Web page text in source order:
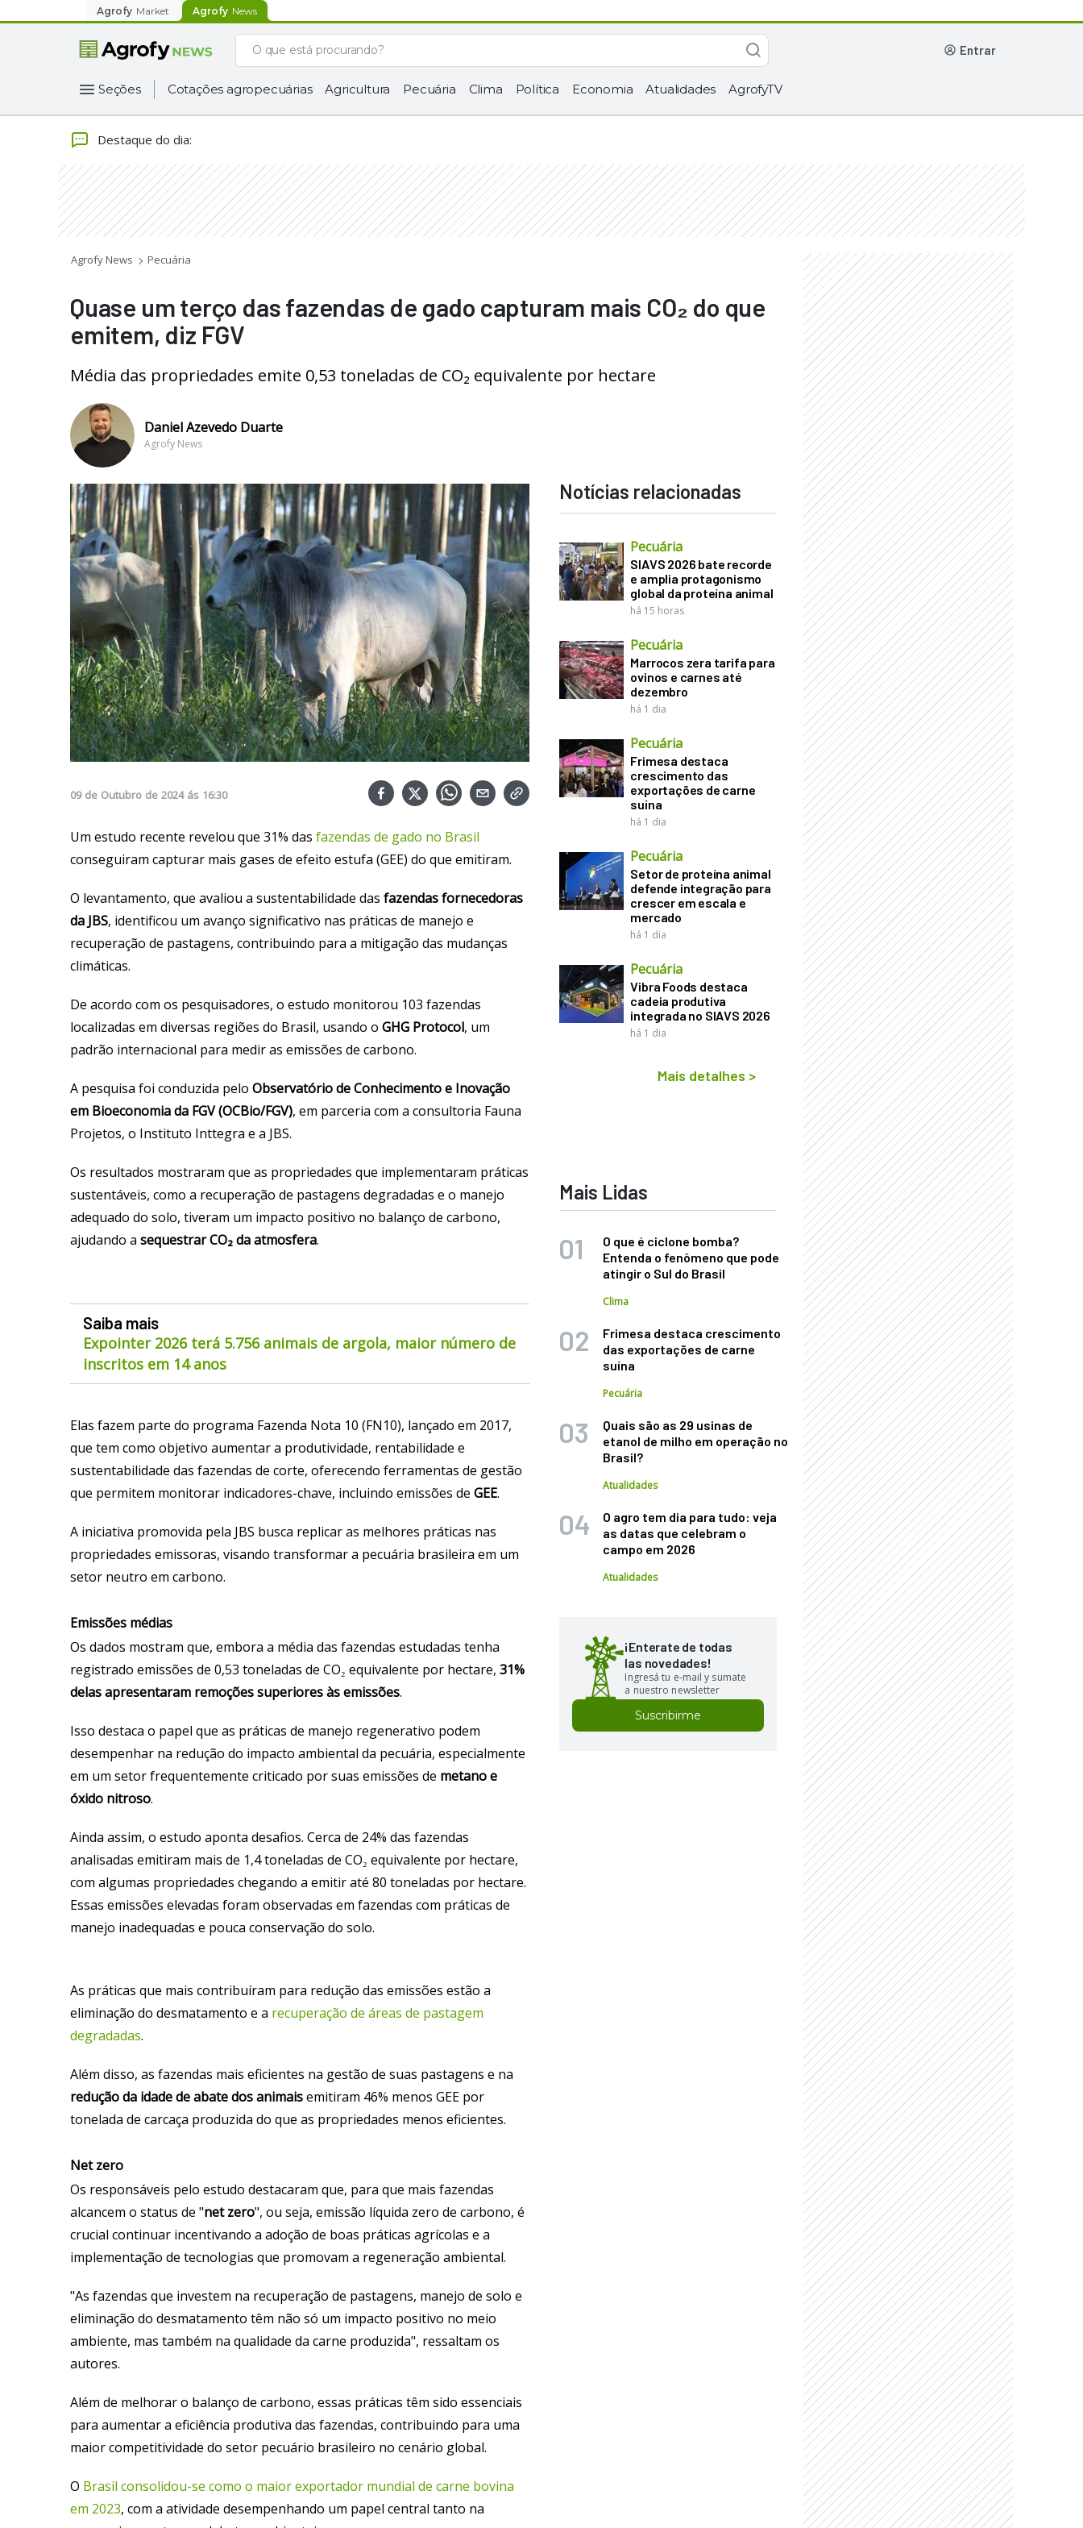
Agrofy Market Agrofy News
entrar
Seções Cotações agropecuárias Agricultura Pecuária Clima Política Economia Atualidades AgrofyTV
Destaque do dia:
Agrofy News Pecuária
Quase um terço das fazendas de gado capturam mais CO₂ do que
emitem, diz FGV
Média das propriedades emite 0,53 toneladas de CO₂ equivalente por hectare
Daniel Azevedo Duarte
Agrofy News
09 de Outubro de 2024 ás 16:30
Um estudo recente revelou que 31% das fazendas de gado no Brasil
conseguiram capturar mais gases de efeito estufa (GEE) do que emitiram.
O levantamento, que avaliou a sustentabilidade das fazendas fornecedoras
da JBS, identificou um avanço significativo nas práticas de manejo e
recuperação de pastagens, contribuindo para a mitigação das mudanças
climáticas.
De acordo com os pesquisadores, o estudo monitorou 103 fazendas
localizadas em diversas regiões do Brasil, usando o GHG Protocol, um
padrão internacional para medir as emissões de carbono.
A pesquisa foi conduzida pelo Observatório de Conhecimento e Inovação
em Bioeconomia da FGV (OCBio/FGV), em parceria com a consultoria Fauna
Projetos, o Instituto Inttegra e a JBS.
Os resultados mostraram que as propriedades que implementaram práticas
sustentáveis, como a recuperação de pastagens degradadas e o manejo
adequado do solo, tiveram um impacto positivo no balanço de carbono,
ajudando a sequestrar CO₂da atmosfera.
Saiba mais
Expointer 2026 terá 5.756 animais de argola, maior número de
inscritos em 14 anos
Elas fazem parte do programa Fazenda Nota 10 (FN10), lançado em 2017,
que tem como objetivo aumentar a produtividade, rentabilidade e
sustentabilidade das fazendas de corte, oferecendo ferramentas de gestão
que permitem monitorar indicadores-chave, incluindo emissões de GEE.
A iniciativa promovida pela JBS busca replicar as melhores práticas nas
propriedades emissoras, visando transformar a pecuária brasileira em um
setor neutro em carbono.
Emissões médias
Os dados mostram que, embora a média das fazendas estudadas tenha
registrado emissões de 0,53 toneladas de CO₂ equivalente por hectare, 31%
delas apresentaram remoções superiores às emissões.
Isso destaca o papel que as práticas de manejo regenerativo podem
desempenhar na redução do impacto ambiental da pecuária, especialmente
em um setor frequentemente criticado por suas emissões de metano e
óxido nitroso.
Ainda assim, o estudo aponta desafios. Cerca de 24% das fazendas
analisadas emitiram mais de 1,4 toneladas de CO₂ equivalente por hectare,
com algumas propriedades chegando a emitir até 80 toneladas por hectare.
Essas emissões elevadas foram observadas em fazendas com práticas de
manejo inadequadas e pouca conservação do solo.
As práticas que mais contribuíram para redução das emissões estão a
eliminação do desmatamento e a recuperação de áreas de pastagem
degradadas.
Além disso, as fazendas mais eficientes na gestão de suas pastagens e na
redução da idade de abate dos animaisemitiram 46% menos GEE por
tonelada de carcaça produzida do que as propriedades menos eficientes.
Net zero
Os responsáveis pelo estudo destacaram que, para que mais fazendas
alcancem o status de "net zero", ou seja, emissão líquida zero de carbono, é
crucial continuar incentivando a adoção de boas práticas agrícolas e a
implementação de tecnologias que promovam a regeneração ambiental.
"As fazendas que investem na recuperação de pastagens, manejo de solo e
eliminação do desmatamento têm não só um impacto positivo no meio
ambiente, mas também na qualidade da carne produzida", ressaltam os
autores.
Além de melhorar o balanço de carbono, essas práticas têm sido essenciais
para aumentar a eficiência produtiva das fazendas, contribuindo para uma
maior competitividade do setor pecuário brasileiro no cenário global.
O Brasil consolidou-se como o maior exportador mundial de carne bovina
em 2023, com a atividade desempenhando um papel central tanto na
Notícias relacionadas
Pecuária
SIAVS 2026 bate recorde
e amplia protagonismo
global da proteína animal
há 15 horas
Pecuária
Marrocos zera tarifa para
ovinos e carnes até
dezembro
há 1 dia
Pecuária
Frimesa destaca
crescimento das
exportações de carne
suína
há 1 dia
Pecuária
Setor de proteína animal
defende integração para
crescer em escala e
mercado
há 1 dia
Pecuária
Vibra Foods destaca
cadeia produtiva
integrada no SIAVS 2026
há 1 dia
Mais detalhes >
Mais Lidas
O que é ciclone bomba?
Entenda o fenômeno que pode
atingir o Sul do Brasil
Clima
Frimesa destaca crescimento
das exportações de carne
suína
Pecuária
Quais são as 29 usinas de
etanol de milho em operação no
Brasil?
Atualidades
O agro tem dia para tudo: veja
as datas que celebram o
campo em 2026
Atualidades
¡Enterate de todas
las novedades!
Ingresá tu e-mail y sumate
a nuestro newsletter
Suscribirme